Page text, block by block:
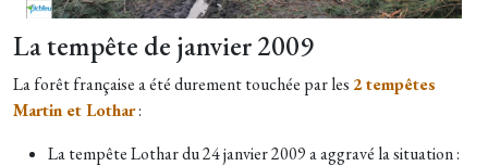
La tempête de janvier 2009
La forêt française a été durement touchée par les 2 tempêtes
Martin et Lothar:
La tempête Lothar du 24 janvier 2009 a aggravé la situation :